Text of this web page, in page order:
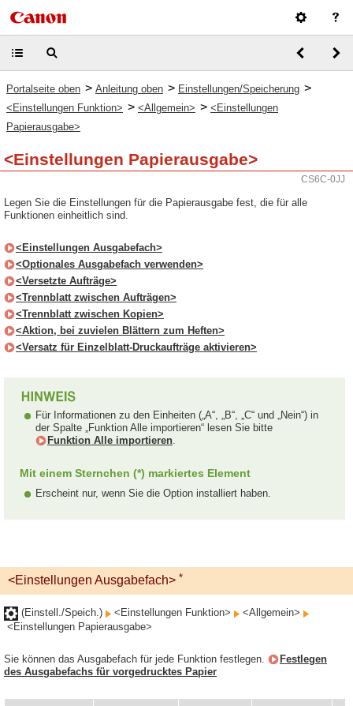
Portalseite oben > Anleitung oben > Einstellungen/Speicherung >
<Einstellungen Funktion> > <Allgemein> > <Einstellungen
Papierausgabe>
<Einstellungen Papierausgabe>
CS6C-0JJ
Legen Sie die Einstellungen für die Papierausgabe fest, die für alle
Funktionen einheitlich sind.
<Einstellungen Ausgabefach>
<Optionales Ausgabefach verwenden>
<Versetzte Aufträge>
<Trennblatt zwischen Aufträgen>
<Trennblatt zwischen Kopien>
<Aktion, bei zuvielen Blättern zum Heften>
<Versatz für Einzelblatt-Druckaufträge aktivieren>
Für Informationen zu den Einheiten („A“, „B“, „C“ und „Nein“) in
der Spalte „Funktion Alle importieren“ lesen Sie bitte
Funktion Alle importieren.
Mit einem Sternchen (*) markiertes Element
Erscheint nur, wenn Sie die Option installiert haben.
<Einstellungen Ausgabefach> *
(Einstell./Speich.) <Einstellungen Funktion>
<Allgemein>
<Einstellungen Papierausgabe>
Sie können das Ausgabefach für jede Funktion festlegen.
Festlegen
des Ausgabefachs für vorgedrucktes Papier